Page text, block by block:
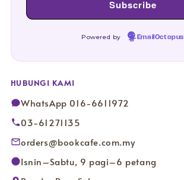
Powered by EmailOctopus
HUBUNGI KAMI
WhatsApp 016-6611972
03-61271135
orders@bookcafe.com.my
Isnin–Sabtu, 9 pagi–6 petang